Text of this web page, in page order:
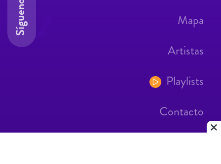
Mapa
Artistas
Playlists
Contacto
Síguenos